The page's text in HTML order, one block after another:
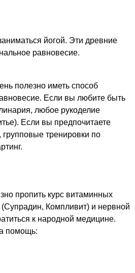
йогой. Эти древние
равновесие.
полезно иметь способ
Если вы любите быть
любое рукоделие
Если вы предпочитаете
тренировки по
пропить курс витаминных
Компливит) и нервной
к народной медицине.
помощь: